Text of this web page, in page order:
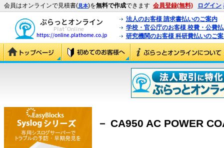
会員はオンラインで見積書(見本)を無料で作成できます 会員登録(無料) ログイン
法人のお客様 請求書払いのご案内
学校・官公庁のお客様 校費・公費
研究機関のお客様 科研費払いのご
－ CA950 AC POWER